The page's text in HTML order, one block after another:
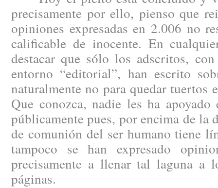
precisamente por ello, pienso que
opiniones expresadas en 2.006 no
calificable de inocente. En
destacar que sólo los adscritos,
entorno “editorial”, han escrito
naturalmente no para quedar tuertos
Que conozca, nadie les ha
públicamente pues, por encima de la
de comunión del ser humano tiene
tampoco se han expresado
precisamente a llenar tal laguna a
páginas.